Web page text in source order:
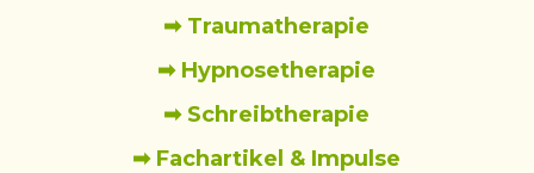
➡ Traumatherapie
➡ Hypnosetherapie
➡ Schreibtherapie
➡ Fachartikel & Impulse